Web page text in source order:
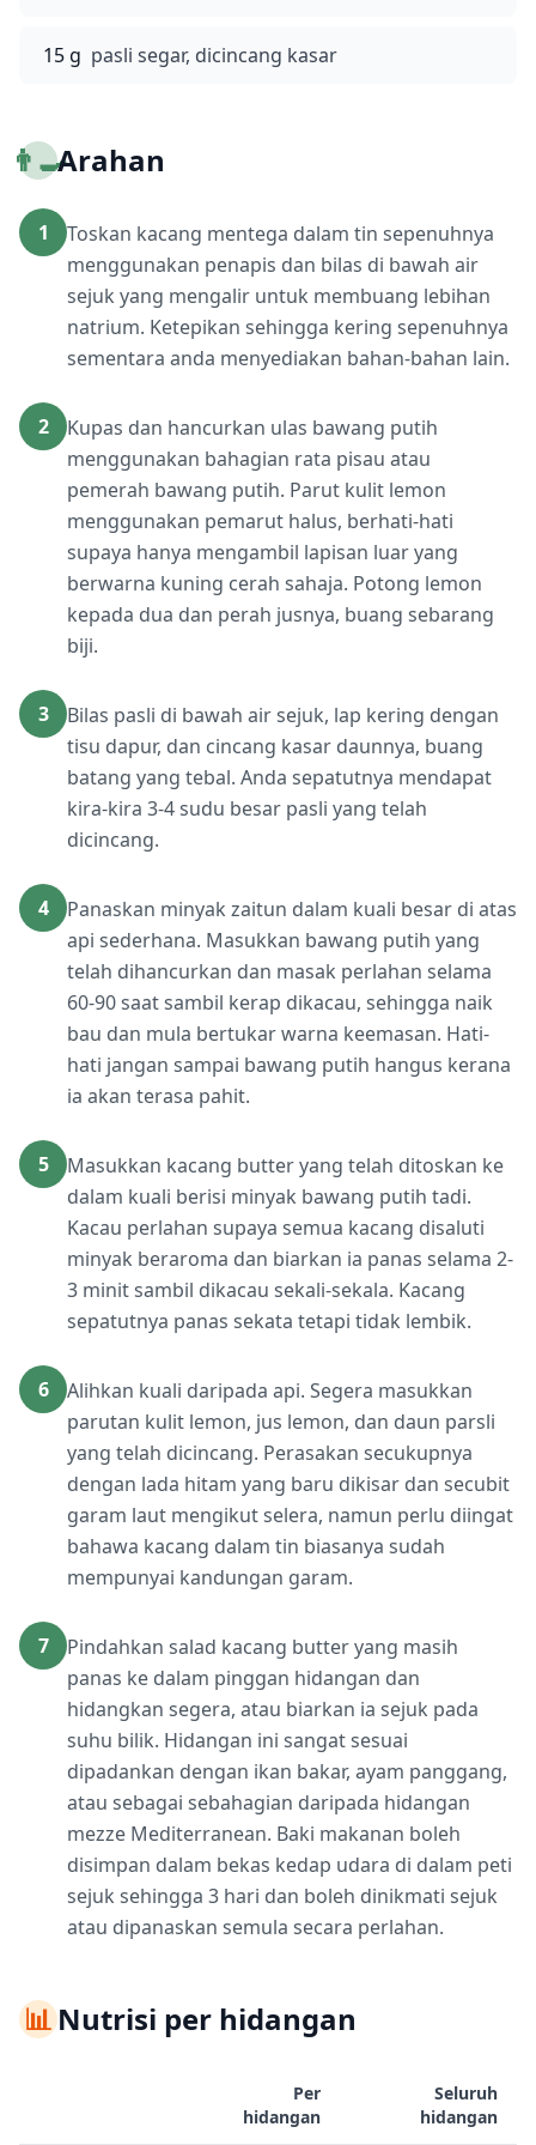
15 g pasli segar, dicincang kasar
👨‍🍳Arahan
1
Toskan kacang mentega dalam tin sepenuhnya
menggunakan penapis dan bilas di bawah air
sejuk yang mengalir untuk membuang lebihan
natrium. Ketepikan sehingga kering sepenuhnya
sementara anda menyediakan bahan-bahan lain.
2
Kupas dan hancurkan ulas bawang putih
menggunakan bahagian rata pisau atau
pemerah bawang putih. Parut kulit lemon
menggunakan pemarut halus, berhati-hati
supaya hanya mengambil lapisan luar yang
berwarna kuning cerah sahaja. Potong lemon
kepada dua dan perah jusnya, buang sebarang
biji.
3
Bilas pasli di bawah air sejuk, lap kering dengan
tisu dapur, dan cincang kasar daunnya, buang
batang yang tebal. Anda sepatutnya mendapat
kira-kira 3-4 sudu besar pasli yang telah
dicincang.
4
Panaskan minyak zaitun dalam kuali besar di atas
api sederhana. Masukkan bawang putih yang
telah dihancurkan dan masak perlahan selama
60-90 saat sambil kerap dikacau, sehingga naik
bau dan mula bertukar warna keemasan. Hati-
hati jangan sampai bawang putih hangus kerana
ia akan terasa pahit.
5
Masukkan kacang butter yang telah ditoskan ke
dalam kuali berisi minyak bawang putih tadi.
Kacau perlahan supaya semua kacang disaluti
minyak beraroma dan biarkan ia panas selama 2-
3 minit sambil dikacau sekali-sekala. Kacang
sepatutnya panas sekata tetapi tidak lembik.
6
Alihkan kuali daripada api. Segera masukkan
parutan kulit lemon, jus lemon, dan daun parsli
yang telah dicincang. Perasakan secukupnya
dengan lada hitam yang baru dikisar dan secubit
garam laut mengikut selera, namun perlu diingat
bahawa kacang dalam tin biasanya sudah
mempunyai kandungan garam.
7
Pindahkan salad kacang butter yang masih
panas ke dalam pinggan hidangan dan
hidangkan segera, atau biarkan ia sejuk pada
suhu bilik. Hidangan ini sangat sesuai
dipadankan dengan ikan bakar, ayam panggang,
atau sebagai sebahagian daripada hidangan
mezze Mediterranean. Baki makanan boleh
disimpan dalam bekas kedap udara di dalam peti
sejuk sehingga 3 hari dan boleh dinikmati sejuk
atau dipanaskan semula secara perlahan.
📊Nutrisi per hidangan
Per
hidangan
Seluruh
hidangan